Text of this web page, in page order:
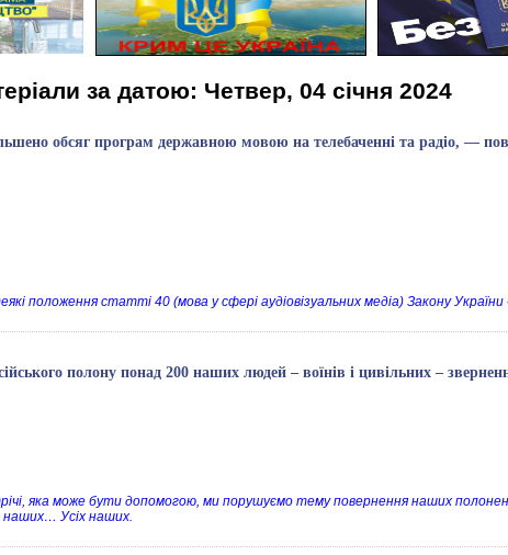
за датою: Четвер, 04 січня 2024
обсяг програм державною мовою на телебаченні та радіо, —
положення статті 40 (мова у сфері аудіовізуальних медіа) Закону
полону понад 200 наших людей – воїнів і цивільних –
яка може бути допомогою, ми порушуємо тему повернення наших
Усіх наших.